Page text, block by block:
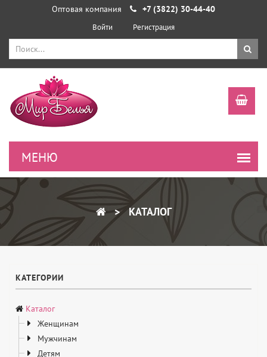
Оптовая компания +7 (3822) 30-44-40
Войти Регистрация
КАТАЛОГ
КАТЕГОРИИ
Каталог
Женщинам
Мужчинам
Детям